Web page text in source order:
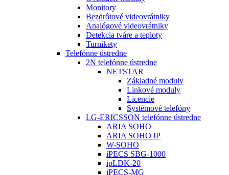
Monitory
Bezdrôtové videovrátniky
Analógové videovrátniky
Detekcia tváre a teploty
Turnikety
Telefónne ústredne
2N telefónne ústredne
NETSTAR
Základné moduly
Linkové moduly
Licencie
Systémové telefóny
LG-ERICSSON telefónne ústredne
ARIA SOHO
ARIA SOHO IP
W-SOHO
iPECS SBG-1000
ipLDK-20
iPECS-MG